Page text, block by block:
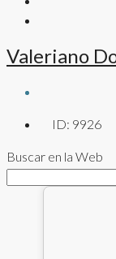
Valeriano
ID: 9926
Buscar en la Web